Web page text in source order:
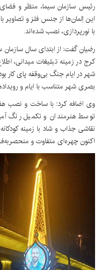
رئیس سازمان سیما، منظر و
این اِلمان‌ها از جنس فلز و تصاویر
با نورپردازی، نصب شده‌اند.
رضیان گفت: از ابتدای سال
کرج در زمینه تبلیغات میدانی،
شهر در ایام جنگ بی‌وقفه پای کار
بصری شهر متناسب با ایام و
وی اضافه کرد: با ساخت و نصب
توسط هنرمندان و تکمیل رنگ
نقاشی جذاب و شاد با زمینه
اکنون چهره‌ای متفاوت و